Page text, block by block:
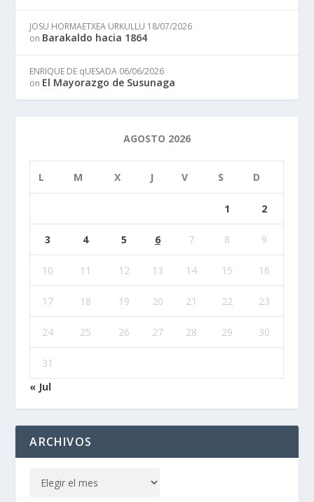
JOSU HORMAETXEA URKULLU 18/07/2026
on Barakaldo hacia 1864
ENRIQUE DE qUESADA 06/06/2026
on El Mayorazgo de Susunaga
AGOSTO 2026
L M X J V S D
1 2
3 4 5 6 7 8 9
10 11 12 13 14 15 16
17 18 19 20 21 22 23
24 25 26 27 28 29 30
31
« Jul
ARCHIVOS